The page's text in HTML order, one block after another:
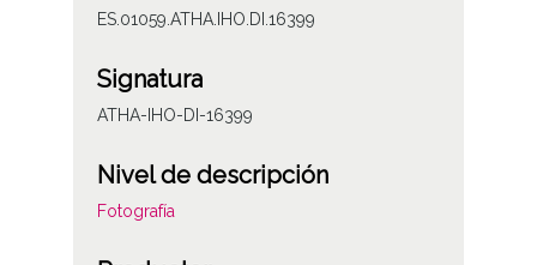
ES.01059.ATHA.IHO.DI.16399
Signatura
ATHA-IHO-DI-16399
Nivel de descripción
Fotografía